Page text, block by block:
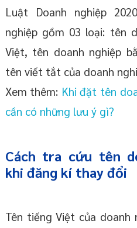
Luật Doanh nghiệp
nghiệp gồm 03 loại: tên
Việt, tên doanh nghiệp
tên viết tắt của doanh
Xem thêm: Khi đặt tên
cần có những lưu ý gì?
Cách tra cứu tên
khi đăng kí thay đổi
Tên tiếng Việt của doanh